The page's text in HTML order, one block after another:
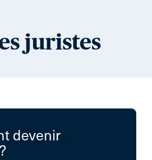
juristes
devenir